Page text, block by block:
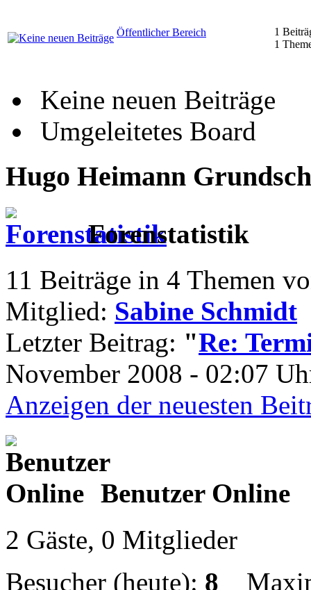
Öffentlicher Bereich
1
1
Keine neuen Beiträge
Umgeleitetes Board
Hugo Heimann
Forenstatistik
11 Beiträge in 4 Themen
Mitglied: Sabine Schmidt
Letzter Beitrag: "Re:
November 2008 - 02:07
Anzeigen der neuesten
Benutzer Online
2 Gäste, 0 Mitglieder
Besucher (heute): 8